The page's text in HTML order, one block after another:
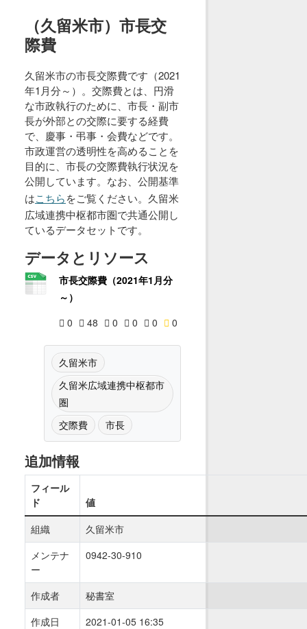
（久留米市）市長交
際費
久留米市の市長交際費です（2021
年1月分～）。交際費とは、円滑
な市政執行のために、市長・副市
長が外部との交際に要する経費
で、慶事・弔事・会費などです。
市政運営の透明性を高めることを
目的に、市長の交際費執行状況を
公開しています。なお、公開基準
はこちらをご覧ください。久留米
広域連携中枢都市圏で共通公開し
ているデータセットです。
データとリソース
市長交際費（2021年1月分
～）
0
48 0 0 0 0
久留米市
久留米広域連携中枢都市
圏
交際費
市長
追加情報
フィール
ド
値
組織
久留米市
メンテナ
ー
0942-30-910
作成者
秘書室
作成日
2021-01-05 16:35